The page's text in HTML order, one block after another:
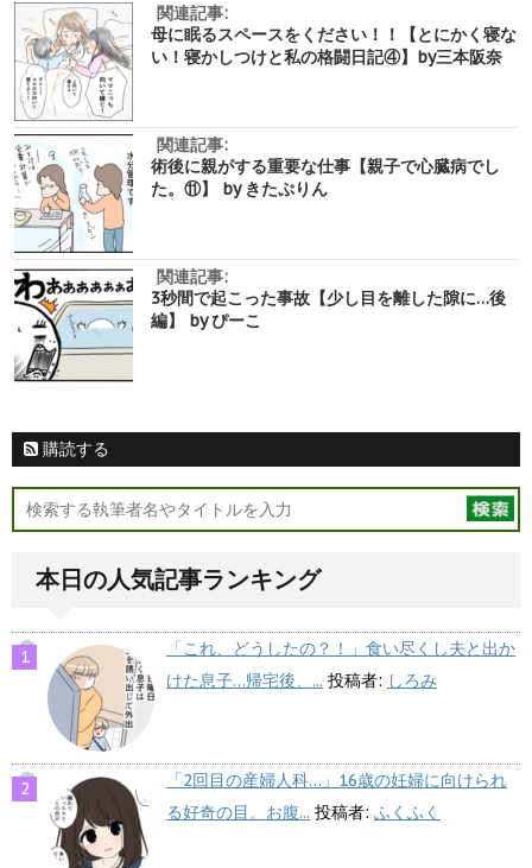
関連記事:
母に眠るスペースをください！！【とにかく寝な
い！寝かしつけと私の格闘日記④】by三本阪奈
関連記事:
術後に親がする重要な仕事【親子で心臓病でし
た。⑪】 by きたぷりん
関連記事:
3秒間で起こった事故【少し目を離した隙に…後
編】 by ぴーこ
購読する
本日の人気記事ランキング
「これ、どうしたの？！」食い尽くし夫と出か
けた息子…帰宅後、... 投稿者: しろみ
「2回目の産婦人科…」16歳の妊婦に向けられ
る好奇の目。お腹... 投稿者: ふくふく